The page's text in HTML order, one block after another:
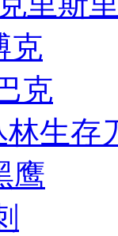
克
克
林生存
鹰